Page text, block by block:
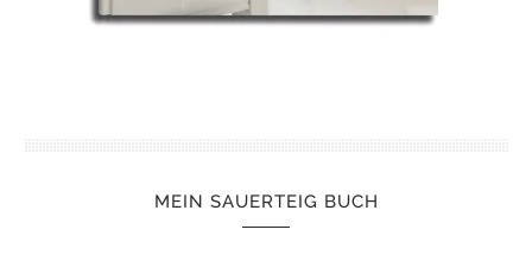
MEIN SAUERTEIG BUCH